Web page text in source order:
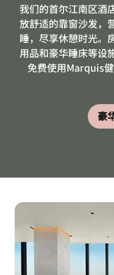
我们的首尔江南区酒
放舒适的靠窗沙发，
睡，尽享休憩时光。
用品和豪华睡床等设
免费使用Marquis
豪